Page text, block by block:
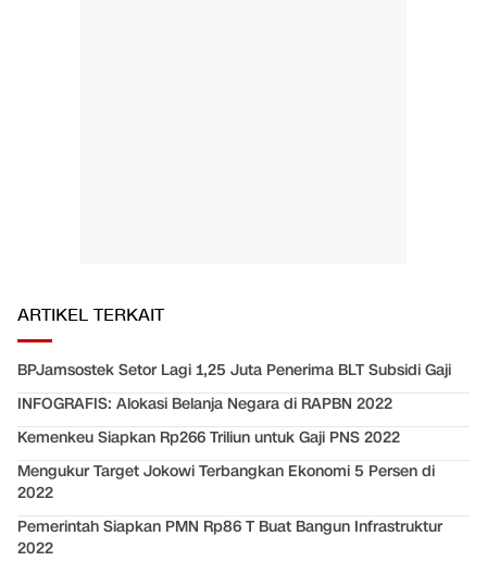
ARTIKEL TERKAIT
BPJamsostek Setor Lagi 1,25 Juta Penerima BLT Subsidi Gaji
INFOGRAFIS: Alokasi Belanja Negara di RAPBN 2022
Kemenkeu Siapkan Rp266 Triliun untuk Gaji PNS 2022
Mengukur Target Jokowi Terbangkan Ekonomi 5 Persen di
2022
Pemerintah Siapkan PMN Rp86 T Buat Bangun Infrastruktur
2022